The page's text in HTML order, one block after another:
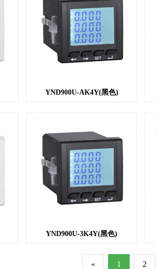
YND900U-AK4Y(黑色)
YND900U-3K4Y(黑色)
« 1 2